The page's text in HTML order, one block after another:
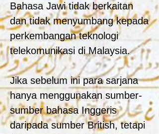
Bahasa Jawi tidak berkaitan
dan tidak menyumbang kepada
perkembangan teknologi
telekomunikasi di Malaysia.
Jika sebelum ini para sarjana
hanya menggunakan sumber-
sumber bahasa Inggeris
daripada sumber British, tetapi